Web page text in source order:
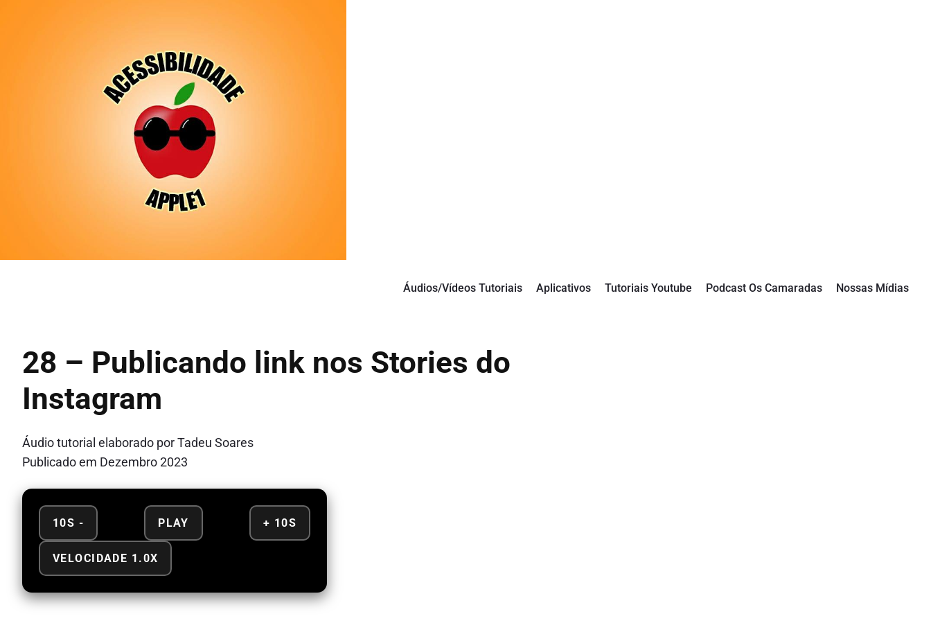
Áudios/Vídeos Tutoriais Aplicativos Tutoriais Youtube Podcast Os Camaradas Nossas Mídias
28 – Publicando link nos Stories do
Instagram
Áudio tutorial elaborado por Tadeu Soares
Publicado em Dezembro 2023
10S - PLAY + 10S
VELOCIDADE 1.0X